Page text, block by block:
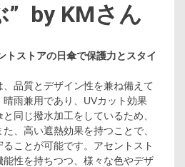
” by KMさん
トストアの日傘で保護力とスタイ
品質とデザイン性を兼ね備えて
雨兼用であり、UVカット効果
同じ撥水加工をしているため、
、高い遮熱効果を持つことで、
ことが可能です。アセントスト
性を持ちつつ、様々な色やデザ